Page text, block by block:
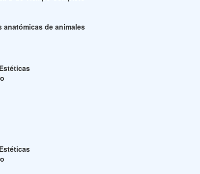
anatómicas de animales